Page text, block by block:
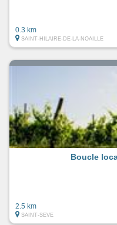
0.3 km
SAINT-HILAIRE-DE-LA-NOAILLE
Boucle
2.5 km
SAINT-SEVE